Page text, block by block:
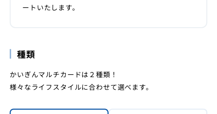
店舗・ATM
ートいたします。
種類
かいぎんマルチカードは２種類！
様々なライフスタイルに合わせて選べます。